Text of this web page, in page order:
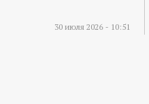
30 июля 2026 - 10:51